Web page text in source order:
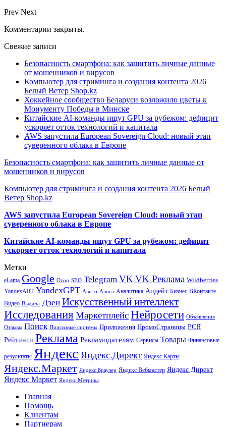
Prev Next
Комментарии закрыты.
Свежие записи
Безопасность смартфона: как защитить личные данные
от мошенников и вирусов
Компьютер для стриминга и создания контента 2026
Белый Ветер Shop.kz
Хоккейное сообщество Беларуси возложило цветы к
Монументу Победы в Минске
Китайские AI-команды ищут GPU за рубежом: дефицит
ускоряет отток технологий и капитала
AWS запустила European Sovereign Cloud: новый этап
суверенного облака в Европе
Безопасность смартфона: как защитить личные данные от
мошенников и вирусов
Компьютер для стриминга и создания контента 2026 Белый
Ветер Shop.kz
AWS запустила European Sovereign Cloud: новый этап
суверенного облака в Европе
Китайские AI-команды ищут GPU за рубежом: дефицит
ускоряет отток технологий и капитала
Метки
eLama Google Ozon SEO Telegram VKVK Реклама Wildberries
YandexART YandexGPT Авито Алиса Аналитика Апдейт Бизнес ВКонтакте
Видео Выдача Дзен Искусственный интеллект
Исследования МаркетплейсНейросети Объявления
Отзывы Поиск Поисковые системы Приложения ПромоСтраницы РСЯ
Рейтинги Реклама Рекламодателям Сервисы Товары Финансовые
результаты Яндекс Яндекс.Директ Яндекс.Карты
Яндекс.Маркет Яндекс Браузер Яндекс Вебмастер Яндекс Директ
Яндекс Маркет Яндекс Метрика
Главная
Помощь
Клиентам
Партнерам